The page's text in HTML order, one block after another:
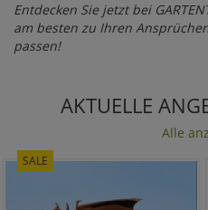
Entdecken Sie jetzt bei
am besten zu Ihren
passen!
AKTUELLE
Alle
SALE